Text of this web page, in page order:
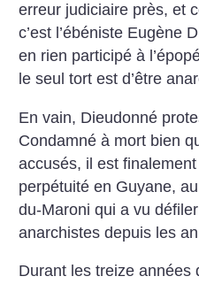
erreur judiciaire près, et
c’est l’ébéniste Eugène
en rien participé à
le seul tort est d’être
En vain, Dieudonné
Condamné à mort bien
accusés, il est
perpétuité en Guyane,
du-Maroni qui a vu
anarchistes depuis les
Durant les treize années